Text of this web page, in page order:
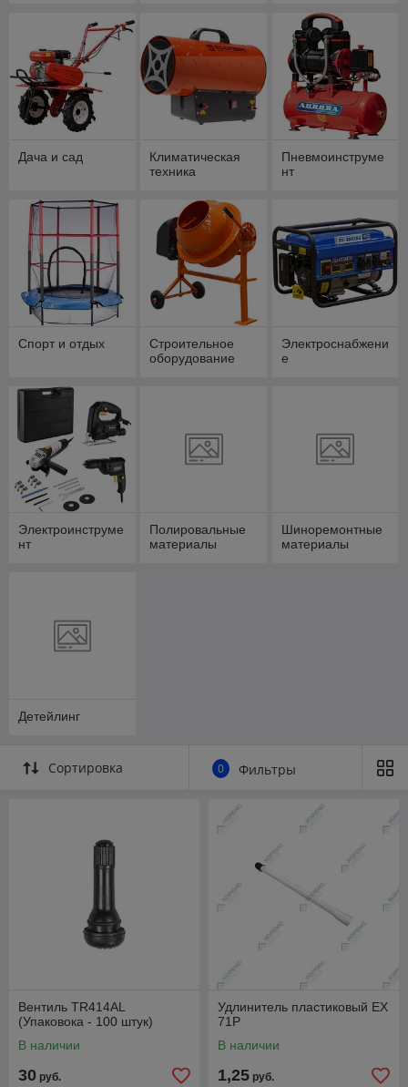
Дача и сад
Климатическая
техника
Пневмоинструме
нт
Спорт и отдых
Строительное
оборудование
Электроснабжени
е
Электроинструме
нт
Полировальные
материалы
Шиноремонтные
материалы
Детейлинг
Сортировка 0 Фильтры
Вентиль TR414AL
(Упаковока - 100 штук)
В наличии
30 руб.
Удлинитель пластиковый EX
71P
В наличии
1,25 руб.